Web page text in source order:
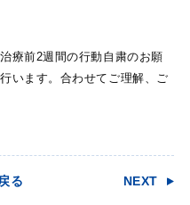
療前2週間の行動自粛のお願
います。合わせてご理解、ご
る NEXT